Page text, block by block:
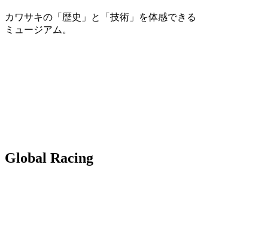
カワサキの「歴史」と「技術」を体感できる
ミュージアム。
Global Racing